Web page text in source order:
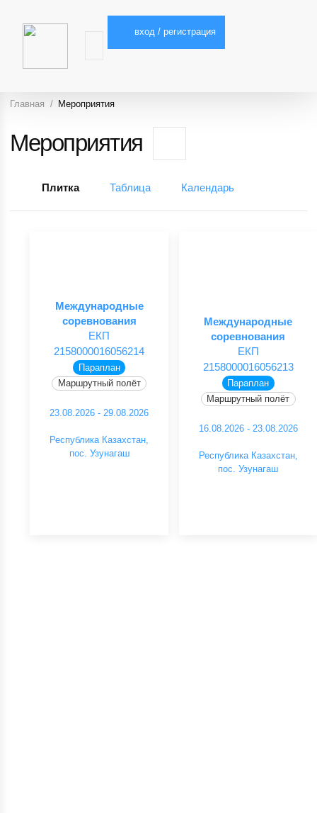
вход / регистрация
Главная Мероприятия
Мероприятия
Плитка Таблица Календарь
Международные
соревнования
ЕКП
2158000016056214
Параплан
Маршрутный полёт
23.08.2026 - 29.08.2026
Республика Казахстан,
пос. Узунагаш
Международные
соревнования
ЕКП
2158000016056213
Параплан
Маршрутный полёт
16.08.2026 - 23.08.2026
Республика Казахстан,
пос. Узунагаш